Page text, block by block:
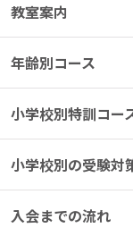
教室案内
年齢別コース
小学校別特訓コー
小学校別の受験対
入会までの流れ